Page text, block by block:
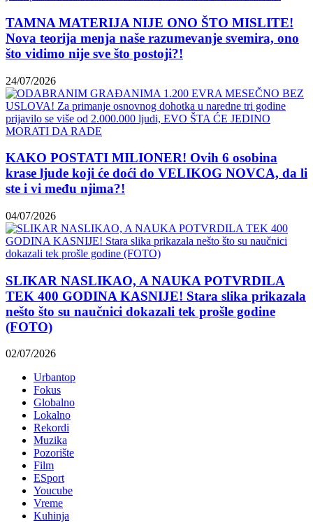
TAMNA MATERIJA NIJE ONO ŠTO MISLITE!
Nova teorija menja naše razumevanje svemira, ono
što vidimo nije sve što postoji?!
24/07/2026
KAKO POSTATI MILIONER! Ovih 6 osobina
krase ljude koji će doći do VELIKOG NOVCA, da li
ste i vi među njima?!
04/07/2026
SLIKAR NASLIKAO, A NAUKA POTVRDILA
TEK 400 GODINA KASNIJE! Stara slika prikazala
nešto što su naučnici dokazali tek prošle godine
(FOTO)
02/07/2026
Urbantop
Fokus
Globalno
Lokalno
Rekordi
Muzika
Pozorište
Film
ESport
Youcube
Vreme
Kuhinja